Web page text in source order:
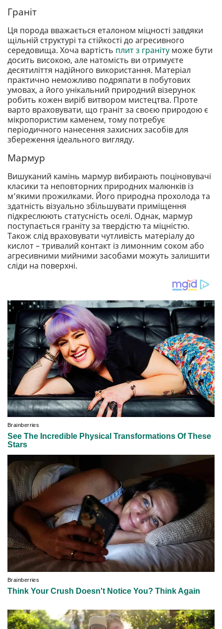
Граніт
Ця порода вважається еталоном міцності завдяки
щільній структурі та стійкості до агресивного
середовища. Хоча вартість плит з граніту може бути
досить високою, але натомість ви отримуєте
десятиліття надійного використання. Матеріал
практично неможливо подряпати в побутових
умовах, а його унікальний природний візерунок
робить кожен виріб витвором мистецтва. Проте
варто враховувати, що граніт за своєю природою є
мікропористим каменем, тому потребує
періодичного нанесення захисних засобів для
збереження ідеального вигляду.
Мармур
Вишуканий камінь мармур вибирають поціновувачі
класики та неповторних природних малюнків із
м’якими прожилками. Його природна прохолода та
здатність візуально збільшувати приміщення
підкреслюють статусність оселі. Однак, мармур
поступається граніту за твердістю та міцністю.
Також слід враховувати чутливість матеріалу до
кислот – тривалий контакт із лимонним соком або
агресивними мийними засобами можуть залишити
сліди на поверхні.